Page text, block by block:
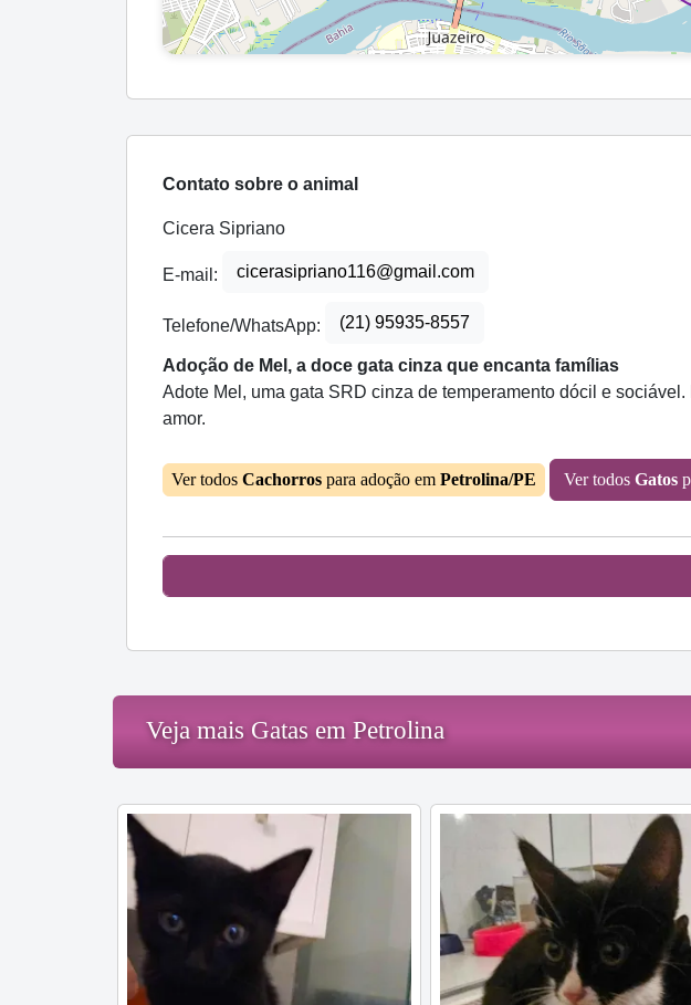
Contato sobre o animal
Cicera Sipriano
E-mail: cicerasipriano116@gmail.com
Telefone/WhatsApp: (21) 95935-8557
Adoção de Mel, a doce gata cinza que encanta famílias
Adote Mel, uma gata SRD cinza de temperamento dócil e
amor.
Ver todos Cachorros para adoção em Petrolina/PE Ver todos Gatos
Veja mais Gatas em Petrolina